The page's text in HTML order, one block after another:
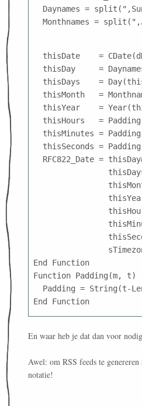
Daynames =
Monthnames =
thisDate    =
thisDay     =
thisDays    =
thisMonth   =
thisYear    =
thisHours   =
thisMinutes =
thisSeconds =
RFC822_Date =
End Function
Function Padding(m, t)
Padding = String(t-
End Function
En waar heb je dat dan voor
Awel: om RSS feeds te
notatie!